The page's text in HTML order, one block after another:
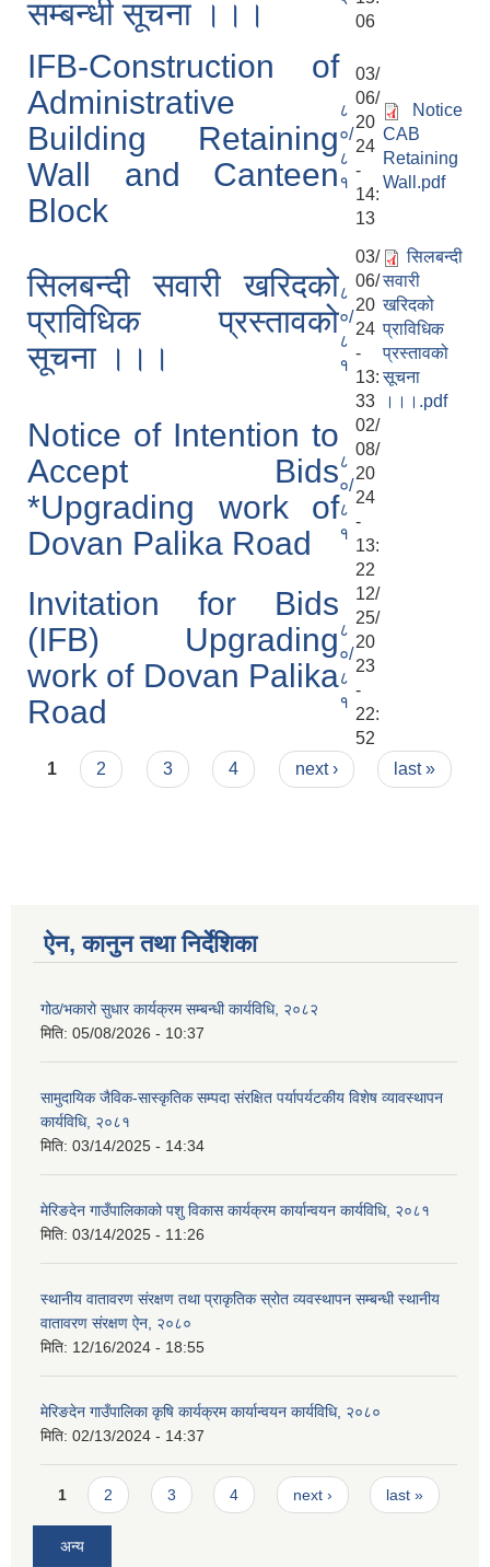
सम्बन्धी सूचना ।।।
06
IFB-Construction of
Administrative
Building Retaining
Wall and Canteen
Block
८
०/
८
१
03/
06/
20
24
-
14:
13
Notice
CAB
Retaining
Wall.pdf
सिलबन्दी सवारी खरिदको
प्राविधिक प्रस्तावको
सूचना ।।।
८
०/
८
१
03/
06/
20
24
-
13:
33
सिलबन्दी
सवारी
खरिदको
प्राविधिक
प्रस्तावको
सूचना
।।।.pdf
Notice of Intention to
Accept Bids
*Upgrading work of
Dovan Palika Road
८
०/
८
१
02/
08/
20
24
-
13:
22
Invitation for Bids
(IFB) Upgrading
work of Dovan Palika
Road
८
०/
८
१
12/
25/
20
23
-
22:
52
Pages
1 2 3 4 next › last »
ऐन, कानुन तथा निर्देशिका
गोठ/भकारो सुधार कार्यक्रम सम्बन्धी कार्यविधि, २०८२
मिति: 05/08/2026 - 10:37
सामुदायिक जैविक-सास्कृतिक सम्पदा संरक्षित पर्यापर्यटकीय विशेष व्यावस्थापन
कार्यविधि, २०८१
मिति: 03/14/2025 - 14:34
मेरिङदेन गाउँपालिकाको पशु विकास कार्यक्रम कार्यान्वयन कार्यविधि, २०८१
मिति: 03/14/2025 - 11:26
स्थानीय वातावरण संरक्षण तथा प्राकृतिक स्रोत व्यवस्थापन सम्बन्धी स्थानीय
वातावरण संरक्षण ऐन, २०८०
मिति: 12/16/2024 - 18:55
मेरिङदेन गाउँपालिका कृषि कार्यक्रम कार्यान्वयन कार्यविधि, २०८०
मिति: 02/13/2024 - 14:37
Pages
1 2 3 4 next › last »
अन्य